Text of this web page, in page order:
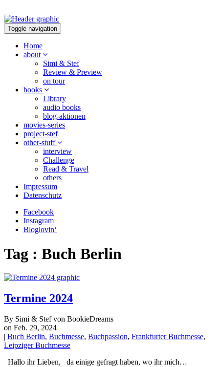
Toggle navigation
Home
about
Simi & Stef
Review & Preview
on tour
books
Library
audio books
blog-aktionen
movies-series
project-stef
other-stuff
interview
Challenge
Read & Travel
others
Impressum
Datenschutz
Facebook
Instagram
Bloglovin‘
Tag : Buch Berlin
Termine 2024
By Simi & Stef von BookieDreams
on Feb. 29, 2024
| Buch Berlin, Buchmesse, Buchpassion, Frankfurter Buchmesse,
Leipziger Buchmesse
Hallo ihr Lieben, da einige gefragt haben, wo ihr mich…